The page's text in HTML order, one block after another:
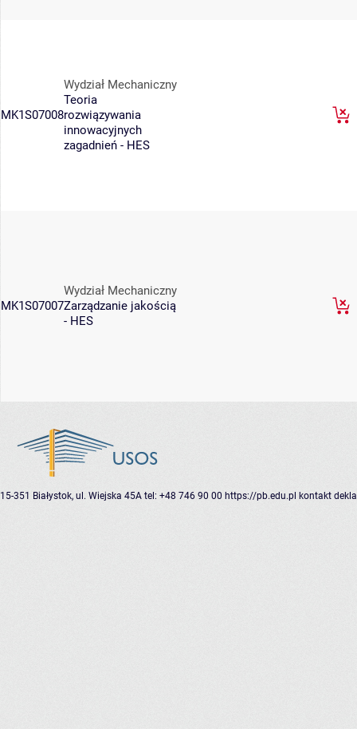
MK1S07008
Wydział Mechaniczny
Teoria
rozwiązywania
innowacyjnych
zagadnień - HES
MK1S07007
Wydział Mechaniczny
Zarządzanie jakością
- HES
15-351 Białystok, ul. Wiejska 45A tel: +48 746 90 00 https://pb.edu.pl kontakt